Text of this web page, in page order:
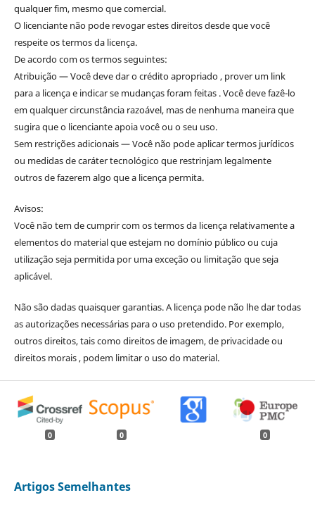
qualquer fim, mesmo que comercial.
O licenciante não pode revogar estes direitos desde que você
respeite os termos da licença.
De acordo com os termos seguintes:
Atribuição — Você deve dar o crédito apropriado , prover um link
para a licença e indicar se mudanças foram feitas . Você deve fazê-lo
em qualquer circunstância razoável, mas de nenhuma maneira que
sugira que o licenciante apoia você ou o seu uso.
Sem restrições adicionais — Você não pode aplicar termos jurídicos
ou medidas de caráter tecnológico que restrinjam legalmente
outros de fazerem algo que a licença permita.
Avisos:
Você não tem de cumprir com os termos da licença relativamente a
elementos do material que estejam no domínio público ou cuja
utilização seja permitida por uma exceção ou limitação que seja
aplicável.
Não são dadas quaisquer garantias. A licença pode não lhe dar todas
as autorizações necessárias para o uso pretendido. Por exemplo,
outros direitos, tais como direitos de imagem, de privacidade ou
direitos morais , podem limitar o uso do material.
0 0 0
Artigos Semelhantes